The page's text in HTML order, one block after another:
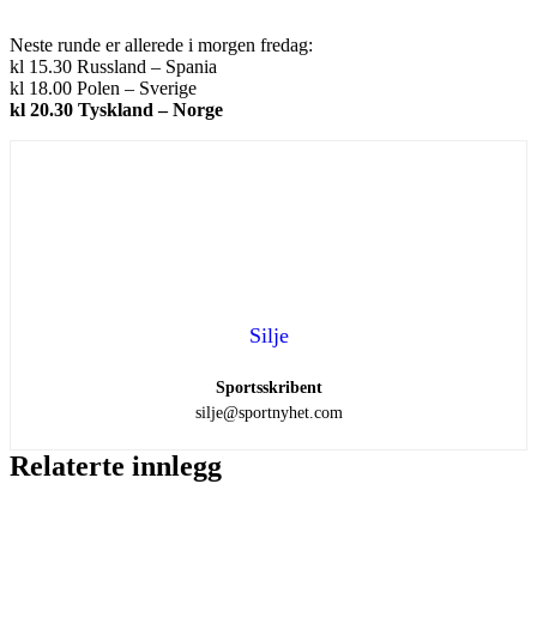
Neste runde er allerede i morgen fredag:
kl 15.30 Russland – Spania
kl 18.00 Polen – Sverige
kl 20.30 Tyskland – Norge
Silje
Sportsskribent
silje@sportnyhet.com
Relaterte innlegg